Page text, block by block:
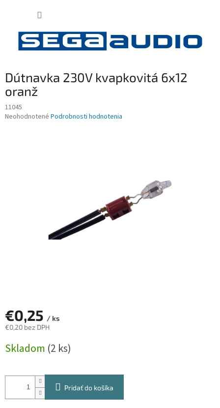
Dútnavka 230V kvapkovitá 6x12
oranž
11045
Priemerné
Neohodnotené Podrobnosti hodnotenia
€0,25 / ks
€0,20 bez DPH
cena:
Skladom (2 ks)
Pridať do košíka